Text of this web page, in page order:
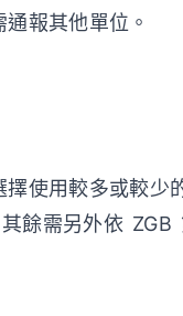
報其他單位。
使用較多或較少
餘需另外依